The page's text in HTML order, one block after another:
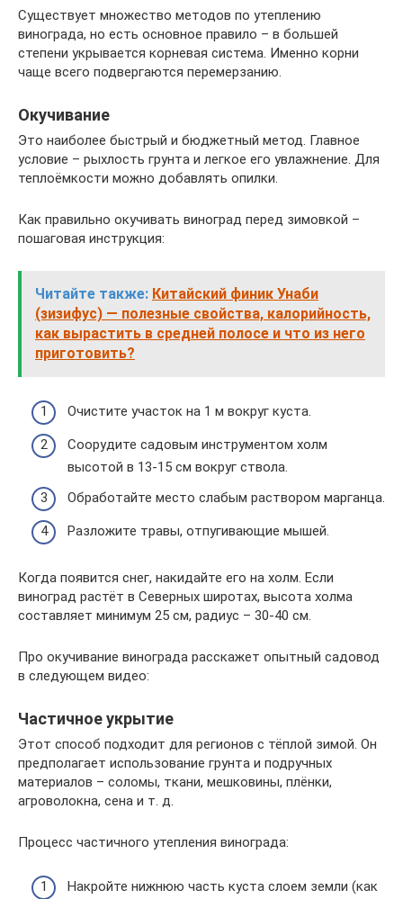
Существует множество методов по утеплению
винограда, но есть основное правило – в большей
степени укрывается корневая система. Именно корни
чаще всего подвергаются перемерзанию.
Окучивание
Это наиболее быстрый и бюджетный метод. Главное
условие – рыхлость грунта и легкое его увлажнение. Для
теплоёмкости можно добавлять опилки.
Как правильно окучивать виноград перед зимовкой –
пошаговая инструкция:
Читайте также: Китайский финик Унаби
(зизифус) — полезные свойства, калорийность,
как вырастить в средней полосе и что из него
приготовить?
Очистите участок на 1 м вокруг куста.
Соорудите садовым инструментом холм
высотой в 13-15 см вокруг ствола.
Обработайте место слабым раствором марганца.
Разложите травы, отпугивающие мышей.
Когда появится снег, накидайте его на холм. Если
виноград растёт в Северных широтах, высота холма
составляет минимум 25 см, радиус – 30-40 см.
Про окучивание винограда расскажет опытный садовод
в следующем видео:
Частичное укрытие
Этот способ подходит для регионов с тёплой зимой. Он
предполагает использование грунта и подручных
материалов – соломы, ткани, мешковины, плёнки,
агроволокна, сена и т. д.
Процесс частичного утепления винограда:
Накройте нижнюю часть куста слоем земли (как